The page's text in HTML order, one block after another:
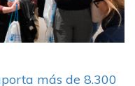
más de 8.300